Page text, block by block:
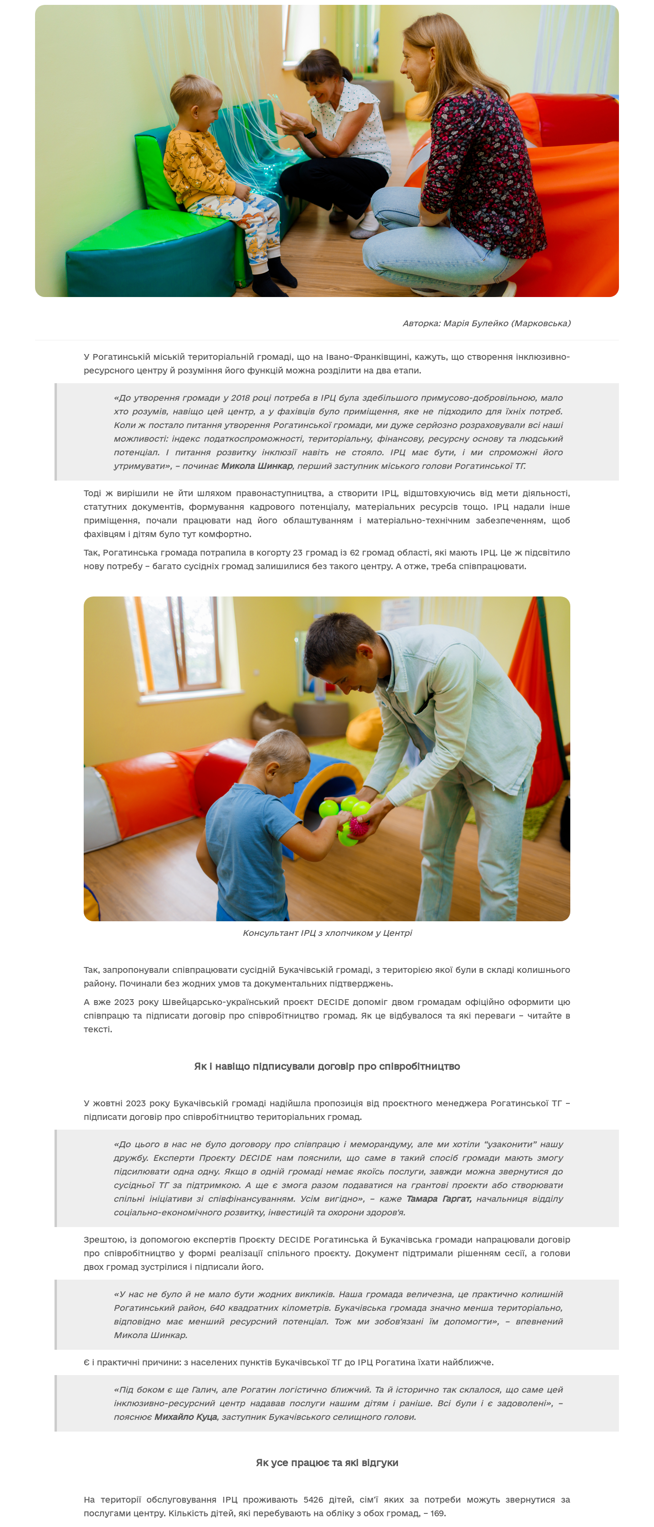
Авторка: Марія Булейко (Марковська)
У Рогатинській міській територіальній громаді, що на Івано-Франківщині, кажуть, що створення інклюзивно-
ресурсного центру й розуміння його функцій можна розділити на два етапи.
«До утворення громади у 2018 році потреба в ІРЦ була здебільшого примусово-добровільною, мало
хто розумів, навіщо цей центр, а у фахівців було приміщення, яке не підходило для їхніх потреб.
Коли ж постало питання утворення Рогатинської громади, ми дуже серйозно розраховували всі наші
можливості: індекс податкоспроможності, територіальну, фінансову, ресурсну основу та людський
потенціал. І питання розвитку інклюзії навіть не стояло. ІРЦ має бути, і ми спроможні його
утримувати», – починає Микола Шинкар, перший заступник міського голови Рогатинської ТГ.
Тоді ж вирішили не йти шляхом правонаступництва, а створити ІРЦ, відштовхуючись від мети діяльності,
статутних документів, формування кадрового потенціалу, матеріальних ресурсів тощо. ІРЦ надали інше
приміщення, почали працювати над його облаштуванням і матеріально-технічним забезпеченням, щоб
фахівцям і дітям було тут комфортно.
Так, Рогатинська громада потрапила в когорту 23 громад із 62 громад області, які мають ІРЦ. Це ж підсвітило
нову потребу – багато сусідніх громад залишилися без такого центру. А отже, треба співпрацювати.
Консультант ІРЦ з хлопчиком у Центрі
Так, запропонували співпрацювати сусідній Букачівській громаді, з територією якої були в складі колишнього
району. Починали без жодних умов та документальних підтверджень.
А вже 2023 року Швейцарсько-український проєкт DECIDE допоміг двом громадам офіційно оформити цю
співпрацю та підписати договір про співробітництво громад. Як це відбувалося та які переваги – читайте в
тексті.
Як і навіщо підписували договір про співробітництво
У жовтні 2023 року Букачівській громаді надійшла пропозиція від проєктного менеджера Рогатинської ТГ –
підписати договір про співробітництво територіальних громад.
«До цього в нас не було договору про співпрацю і меморандуму, але ми хотіли “узаконити” нашу
дружбу. Експерти Проєкту DECIDE нам пояснили, що саме в такий спосіб громади мають змогу
підсилювати одна одну. Якщо в одній громаді немає якоїсь послуги, завжди можна звернутися до
сусідньої ТГ за підтримкою. А ще є змога разом подаватися на грантові проєкти або створювати
спільні ініціативи зі співфінансуванням. Усім вигідно», – каже Тамара Гаргат,начальниця відділу
соціально-економічного розвитку, інвестицій та охорони здоров'я.
Зрештою, із допомогою експертів Проєкту DECIDE Рогатинська й Букачівська громади напрацювали договір
про співробітництво у формі реалізації спільного проєкту. Документ підтримали рішенням сесії, а голови
двох громад зустрілися і підписали його.
«У нас не було й не мало бути жодних викликів. Наша громада величезна, це практично колишній
Рогатинський район, 640 квадратних кілометрів. Букачівська громада значно менша територіально,
відповідно має менший ресурсний потенціал. Тож ми зобовʼязані їм допомогти», – впевнений
Микола Шинкар.
Є і практичні причини: з населених пунктів Букачівської ТГ до ІРЦ Рогатина їхати найближче.
«Під боком є ще Галич, але Рогатин логістично ближчий. Та й історично так склалося, що саме цей
інклюзивно-ресурсний центр надавав послуги нашим дітям і раніше. Всі були і є задоволені», –
пояснює Михайло Куца, заступник Букачівського селищного голови.
Як усе працює та які відгуки
На території обслуговування ІРЦ проживають 5426 дітей, сімʼї яких за потреби можуть звернутися за
послугами центру. Кількість дітей, які перебувають на обліку з обох громад, – 169.